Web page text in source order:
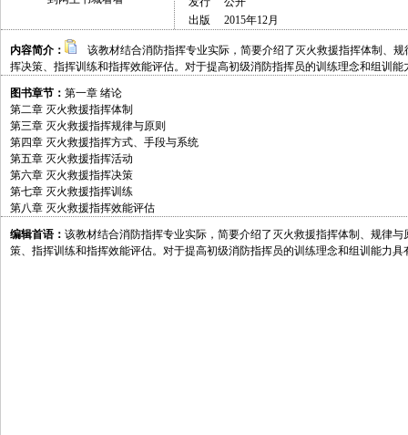
出版
2015年12月
内容简介：
该教材结合消防指挥专业实际，简要介绍了灭火救援指挥体制、
挥决策、指挥训练和指挥效能评估。对于提高初级消防指挥员的训练理念和组训
图书章节： 第一章 绪论
第二章 灭火救援指挥体制
第三章 灭火救援指挥规律与原则
第四章 灭火救援指挥方式、手段与系统
第五章 灭火救援指挥活动
第六章 灭火救援指挥决策
第七章 灭火救援指挥训练
第八章 灭火救援指挥效能评估
编辑首语： 该教材结合消防指挥专业实际，简要介绍了灭火救援指挥体制、规律
策、指挥训练和指挥效能评估。对于提高初级消防指挥员的训练理念和组训能力具